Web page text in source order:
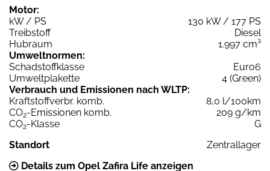
Motor:
kW / PS
130 kW / 177 PS
Treibstoff
Diesel
Hubraum
1.997 cm³
Umweltnormen:
Schadstoffklasse
Euro6
Umweltplakette
4 (Green)
Verbrauch und Emissionen nach WLTP:
Kraftstoffverbr. komb.
8,0 l/100km
CO2-Emissionen komb.
209 g/km
CO2-Klasse
G
Standort
Zentrallager
Details zum Opel Zafira Life anzeigen